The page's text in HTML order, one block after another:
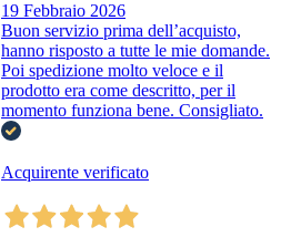
19 Febbraio 2026
Buon servizio prima dell’acquisto,
hanno risposto a tutte le mie domande.
Poi spedizione molto veloce e il
prodotto era come descritto, per il
momento funziona bene. Consigliato.
Acquirente verificato